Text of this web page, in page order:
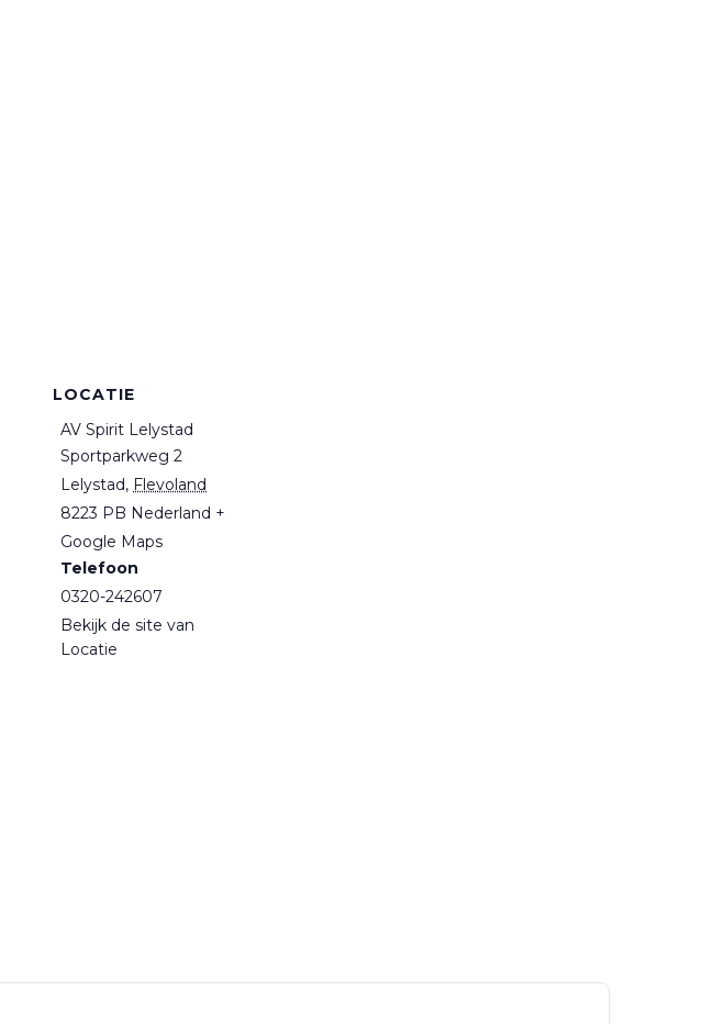
LOCATIE
AV Spirit Lelystad
Sportparkweg 2
Lelystad, Flevoland
8223 PB Nederland +
Google Maps
Telefoon
0320-242607
Bekijk de site van
Locatie